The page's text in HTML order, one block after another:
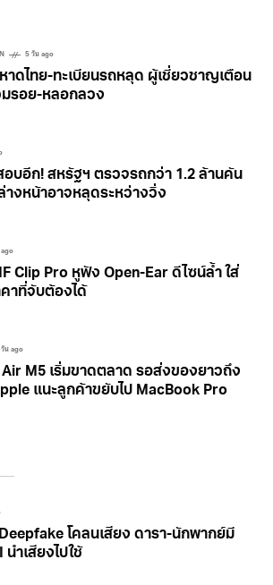
5 วัน ago
ดไทย-ทะเบียนรถหลุด ผู้เชี่ยวชาญเตือน
มรอย-หลอกลวง
อบอีก! สหรัฐฯ ตรวจรถกว่า 1.2 ล้านคัน
างหน้าอาจหลุดระหว่างวิ่ง
ago
Clip Pro หูฟัง Open-Ear ดีไซน์ล้ำ ใส่
คาที่จับต้องได้
วัน ago
M5 เริ่มขาดตลาด รอส่งของยาวถึง
แนะลูกค้าขยับไป MacBook Pro
โคลนเสียง ดารา-นักพากย์มี
ำเสียงไปใช้